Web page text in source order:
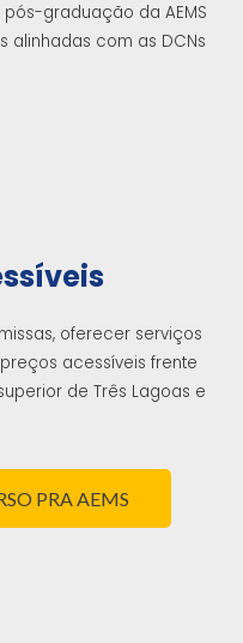
graduação da AEMS
alinhadas com as DCNs
oferecer serviços
acessíveis frente
de Três Lagoas e
PRA AEMS